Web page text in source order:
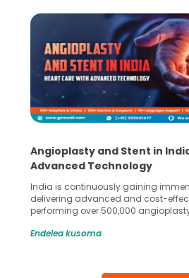
Angioplasty and Stent in
Advanced Technology
India is continuously gaining
delivering advanced and cost-
performing over 500,000
globe are searching for treatments
Studies, such as one published
Endelea kusoma